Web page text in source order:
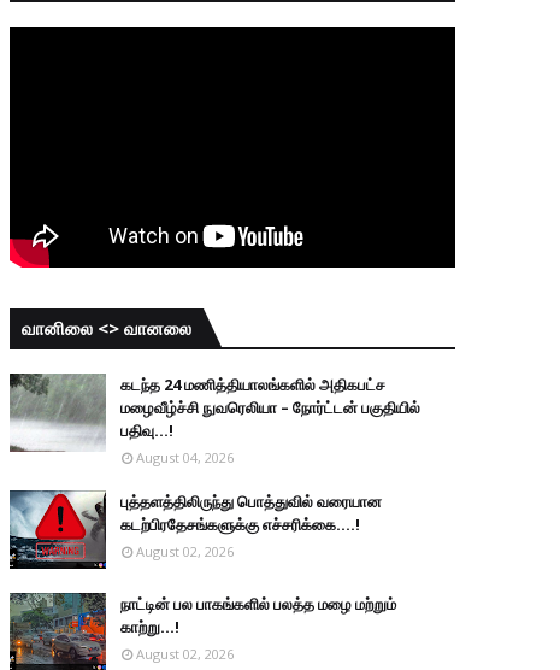
வானிலை <> வானலை
கடந்த 24 மணித்தியாலங்களில் அதிகபட்ச
மழைவீழ்ச்சி நுவரெலியா – நோர்ட்டன் பகுதியில்
பதிவு...!
August 04, 2026
புத்தளத்திலிருந்து பொத்துவில் வரையான
கடற்பிரதேசங்களுக்கு எச்சரிக்கை....!
August 02, 2026
நாட்டின் பல பாகங்களில் பலத்த மழை மற்றும்
காற்று...!
August 02, 2026